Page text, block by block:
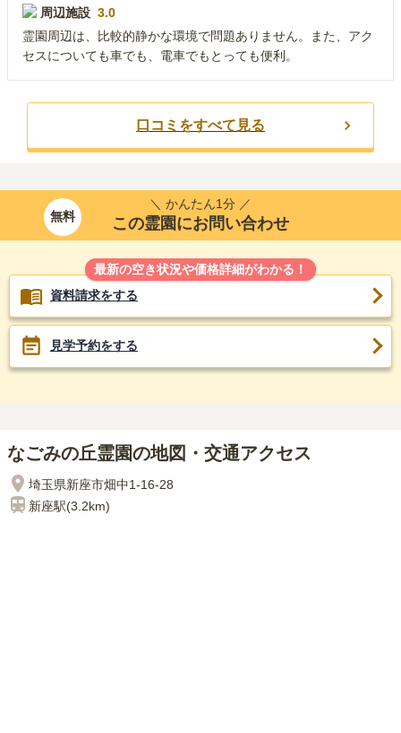
周辺施設 3.0
霊園周辺は、比較的静かな環境で問題ありません。また、アク
セスについても車でも、電車でもとっても便利。
口コミをすべて見る
無料
＼ かんたん1分 ／
この霊園にお問い合わせ
最新の空き状況や価格詳細がわかる！
資料請求をする
見学予約をする
なごみの丘霊園の地図・交通アクセス
埼玉県新座市畑中1-16-28
新座駅(3.2km)